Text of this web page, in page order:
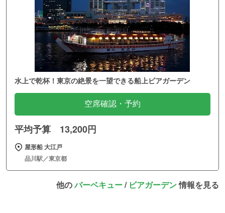
水上で乾杯！東京の絶景を一望できる船上ビアガーデン
空席確認・予約
平均予算 13,200円
屋形船 大江戸
品川駅／東京都
他のバーベキュー/ ビアガーデン情報を見る